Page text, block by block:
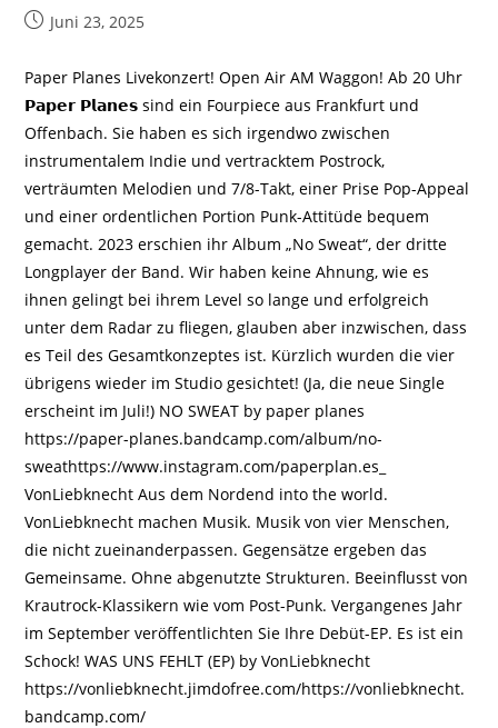
BeitragJuni 23, 2025
Paper Planes Livekonzert! Open Air AM Waggon! Ab 20 Uhr
𝗣𝗮𝗽𝗲𝗿 𝗣𝗹𝗮𝗻𝗲𝘀 sind ein Fourpiece aus Frankfurt und
Offenbach. Sie haben es sich irgendwo zwischen
instrumentalem Indie und vertracktem Postrock,
verträumten Melodien und 7/8-Takt, einer Prise Pop-Appeal
und einer ordentlichen Portion Punk-Attitüde bequem
gemacht. 2023 erschien ihr Album „No Sweat“, der dritte
Longplayer der Band. Wir haben keine Ahnung, wie es
ihnen gelingt bei ihrem Level so lange und erfolgreich
unter dem Radar zu fliegen, glauben aber inzwischen, dass
es Teil des Gesamtkonzeptes ist. Kürzlich wurden die vier
übrigens wieder im Studio gesichtet! (Ja, die neue Single
erscheint im Juli!) NO SWEAT by paper planes
https://paper-planes.bandcamp.com/album/no-
sweathttps://www.instagram.com/paperplan.es_
VonLiebknecht Aus dem Nordend into the world.
VonLiebknecht machen Musik. Musik von vier Menschen,
die nicht zueinanderpassen. Gegensätze ergeben das
Gemeinsame. Ohne abgenutzte Strukturen. Beeinflusst von
Krautrock-Klassikern wie vom Post-Punk. Vergangenes Jahr
im September veröffentlichten Sie Ihre Debüt-EP. Es ist ein
Schock! WAS UNS FEHLT (EP) by VonLiebknecht
https://vonliebknecht.jimdofree.com/https://vonliebknecht.
bandcamp.com/